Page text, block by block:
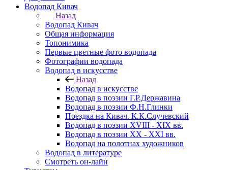
Водопад Кивач
Назад
Водопад Кивач
Общая информация
Топонимика
Первые цветные фото водопада
Фотографии водопада
Водопад в искусстве
Назад
Водопад в искусстве
Водопад в поэзии Г.Р.Державина
Водопад в поэзии Ф.Н.Глинки
Поездка на Кивач. К.К.Случевский
Водопад в поэзии XVIII - XIX вв.
Водопад в поэзии XX - XXI вв.
Водопад на полотнах художников
Водопад в литературе
Смотреть он-лайн